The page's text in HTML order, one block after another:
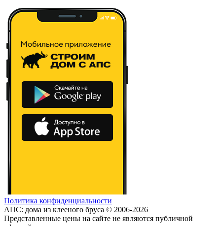
Политика конфиденциальности
АПС: дома из клееного бруса © 2006-2026
Представленные цены на сайте не являются публичной